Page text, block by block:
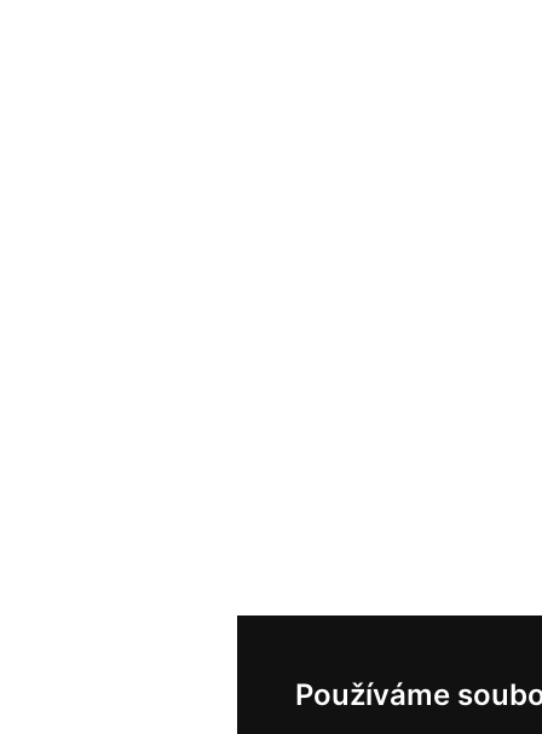
Používáme